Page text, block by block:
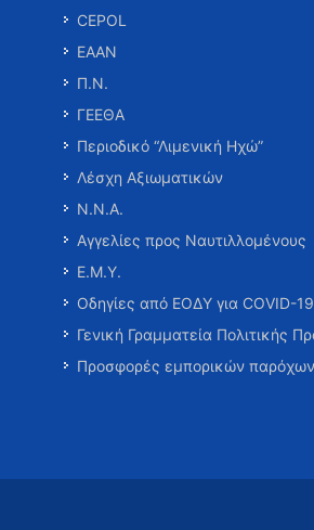
CEPOL
ΕΑΑΝ
Π.Ν.
ΓΕΕΘΑ
Περιοδικό “Λιμενική Ηχώ”
Λέσχη Αξιωματικών
Ν.Ν.Α.
Αγγελίες προς Ναυτιλλομένους
Ε.Μ.Υ.
Οδηγίες από ΕΟΔΥ για COVID-19
Γενική Γραμματεία Πολιτικής
Προσφορές εμπορικών παρόχων